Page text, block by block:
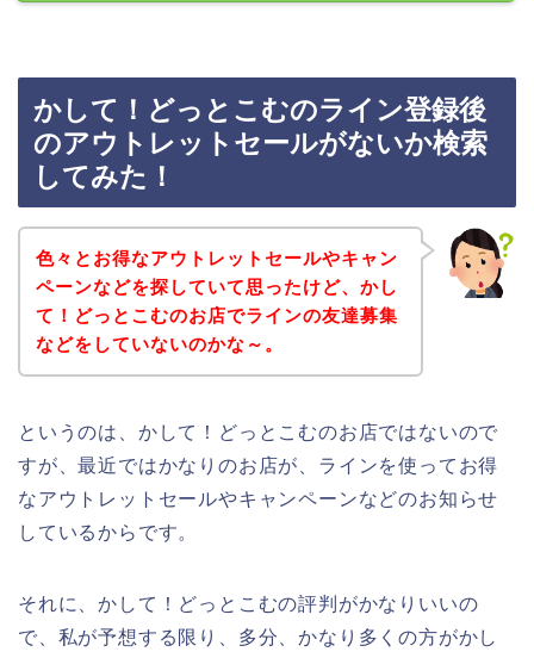
かして！どっとこむのライン登録後
のアウトレットセールがないか検索
してみた！
色々とお得なアウトレットセールやキャン
ペーンなどを探していて思ったけど、かし
て！どっとこむのお店でラインの友達募集
などをしていないのかな～。
というのは、かして！どっとこむのお店ではないので
すが、最近ではかなりのお店が、ラインを使ってお得
なアウトレットセールやキャンペーンなどのお知らせ
しているからです。
それに、かして！どっとこむの評判がかなりいいの
で、私が予想する限り、多分、かなり多くの方がかし